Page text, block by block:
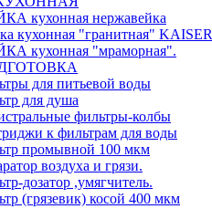
кухонная нержавейка
кухонная "гранитная" KAISER
кухонная "мраморная".
для питьевой воды
для душа
фильтры-колбы
к фильтрам для воды
промывной 100 мкм
воздуха и грязи.
дозатор ,умягчитель.
(грязевик) косой 400 мкм